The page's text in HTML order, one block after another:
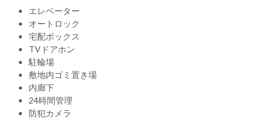
エレベーター
オートロック
宅配ボックス
TVドアホン
駐輪場
敷地内ゴミ置き場
内廊下
24時間管理
防犯カメラ